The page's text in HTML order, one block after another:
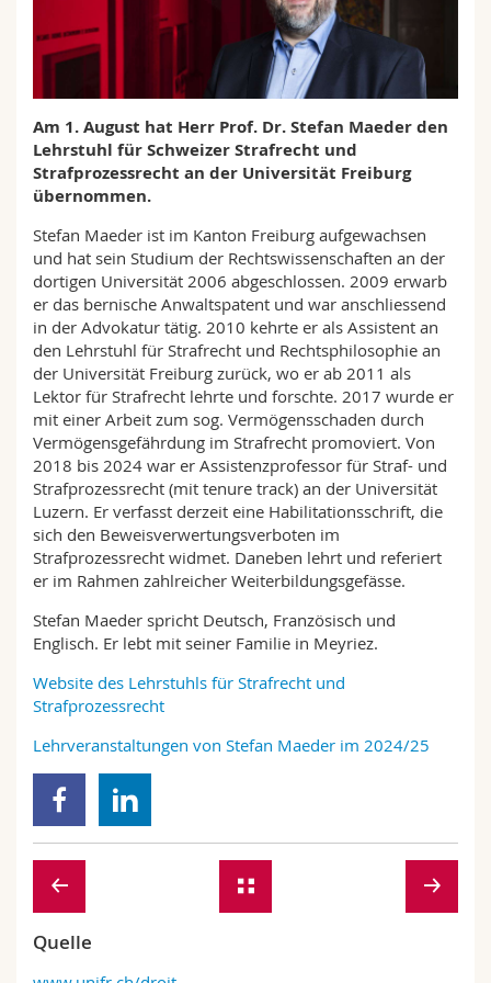
Math.-Nat. und Med. Fak.
Vorlesungsverzeichnis
MyUnifr
Am 1. August hat Herr Prof. Dr. Stefan Maeder den
Lehrstuhl für Schweizer Strafrecht und
Strafprozessrecht an der Universität Freiburg
übernommen.
Stefan Maeder ist im Kanton Freiburg aufgewachsen
und hat sein Studium der Rechtswissenschaften an der
dortigen Universität 2006 abgeschlossen. 2009 erwarb
er das bernische Anwaltspatent und war anschliessend
in der Advokatur tätig. 2010 kehrte er als Assistent an
den Lehrstuhl für Strafrecht und Rechtsphilosophie an
der Universität Freiburg zurück, wo er ab 2011 als
Lektor für Strafrecht lehrte und forschte. 2017 wurde er
mit einer Arbeit zum sog. Vermögensschaden durch
Vermögensgefährdung im Strafrecht promoviert. Von
2018 bis 2024 war er Assistenzprofessor für Straf- und
Strafprozessrecht (mit tenure track) an der Universität
Luzern. Er verfasst derzeit eine Habilitationsschrift, die
sich den Beweisverwertungsverboten im
Strafprozessrecht widmet. Daneben lehrt und referiert
er im Rahmen zahlreicher Weiterbildungsgefässe.
Stefan Maeder spricht Deutsch, Französisch und
Englisch. Er lebt mit seiner Familie in Meyriez.
Website des Lehrstuhls für Strafrecht und
Strafprozessrecht
Lehrveranstaltungen von Stefan Maeder im 2024/25
Quelle